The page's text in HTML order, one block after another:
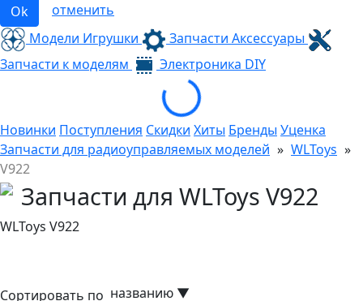
Ok
отменить
Модели Игрушки
Запчасти Аксессуары
Запчасти к моделям
Электроника DIY
Loading...
Новинки Поступления Скидки Хиты Бренды Уценка
Запчасти для радиоуправляемых моделей » WLToys »
V922
Запчасти для WLToys V922
WLToys V922
Сортировать по названию ▼